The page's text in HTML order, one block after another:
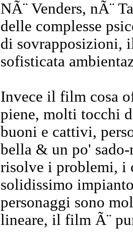
NÃ¨ Venders, nÃ¨
delle complesse
di sovrapposizioni,
sofisticata
Invece il film cosa
piene, molti tocchi
buoni e cattivi,
bella & un po' sado-
risolve i problemi, i
solidissimo
personaggi sono
lineare, il film Ã¨